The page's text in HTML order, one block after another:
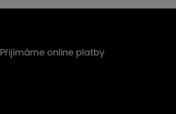
Přijímáme online platby